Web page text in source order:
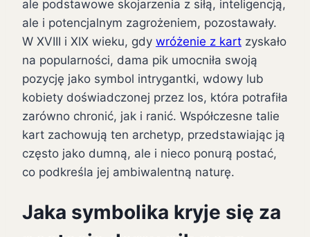
ale podstawowe skojarzenia z siłą, inteligencją,
ale i potencjalnym zagrożeniem, pozostawały.
W XVIII i XIX wieku, gdy wróżenie z kart zyskało
na popularności, dama pik umocniła swoją
pozycję jako symbol intrygantki, wdowy lub
kobiety doświadczonej przez los, która potrafiła
zarówno chronić, jak i ranić. Współczesne talie
kart zachowują ten archetyp, przedstawiając ją
często jako dumną, ale i nieco ponurą postać,
co podkreśla jej ambiwalentną naturę.
Jaka symbolika kryje się za